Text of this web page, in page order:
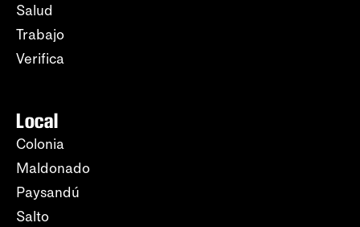
Salud
Trabajo
Verifica
Local
Colonia
Maldonado
Paysandú
Salto